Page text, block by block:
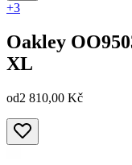
+3
Oakley
XL
od2 810,00 Kč